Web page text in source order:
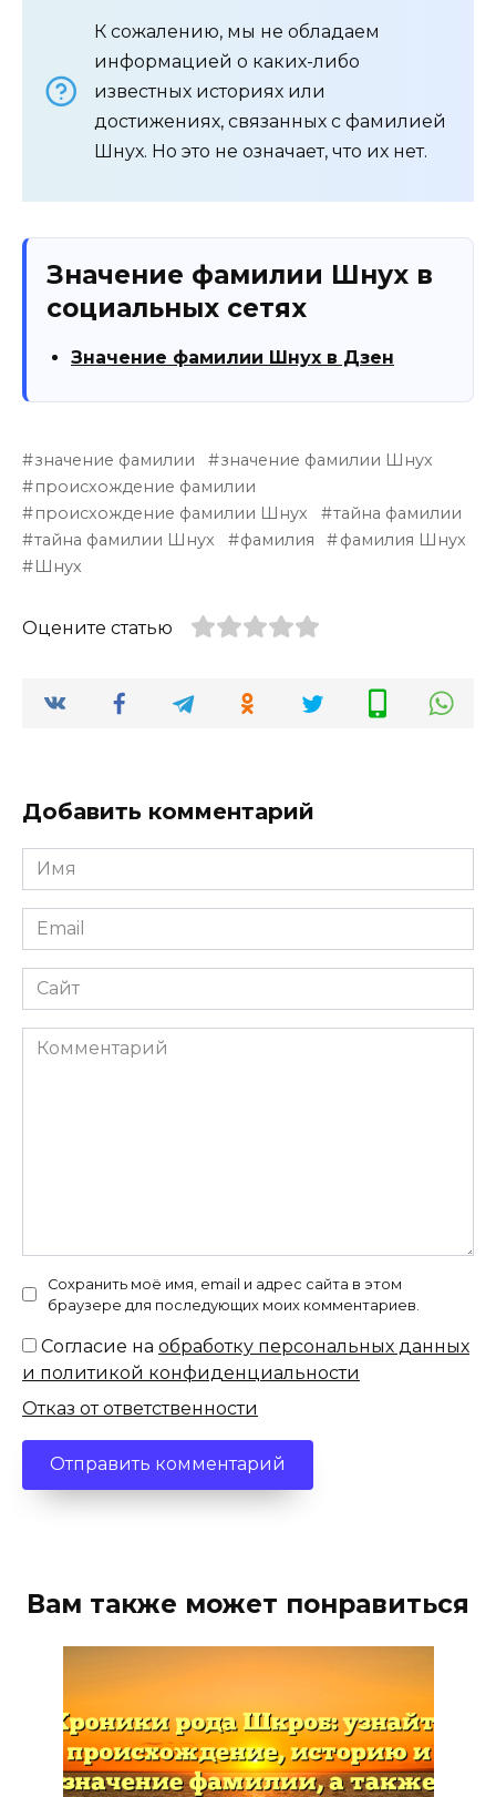
К сожалению, мы не обладаем
информацией о каких-либо
известных историях или
достижениях, связанных с фамилией
Шнух. Но это не означает, что их нет.
Значение фамилии Шнух в
социальных сетях
Значение фамилии Шнух в Дзен
значение фамилии
значение фамилии Шнух
происхождение фамилии
происхождение фамилии Шнух
тайна фамилии
тайна фамилии Шнух
фамилия
фамилия Шнух
Шнух
Оцените статью
Добавить комментарий
Имя
*
Email
*
Сайт
Комментарий
Сохранить моё имя, email и адрес сайта в этом
браузере для последующих моих комментариев.
Согласие на обработку персональных данных
и политикой конфиденциальности
Отказ от ответственности
Вам также может понравиться